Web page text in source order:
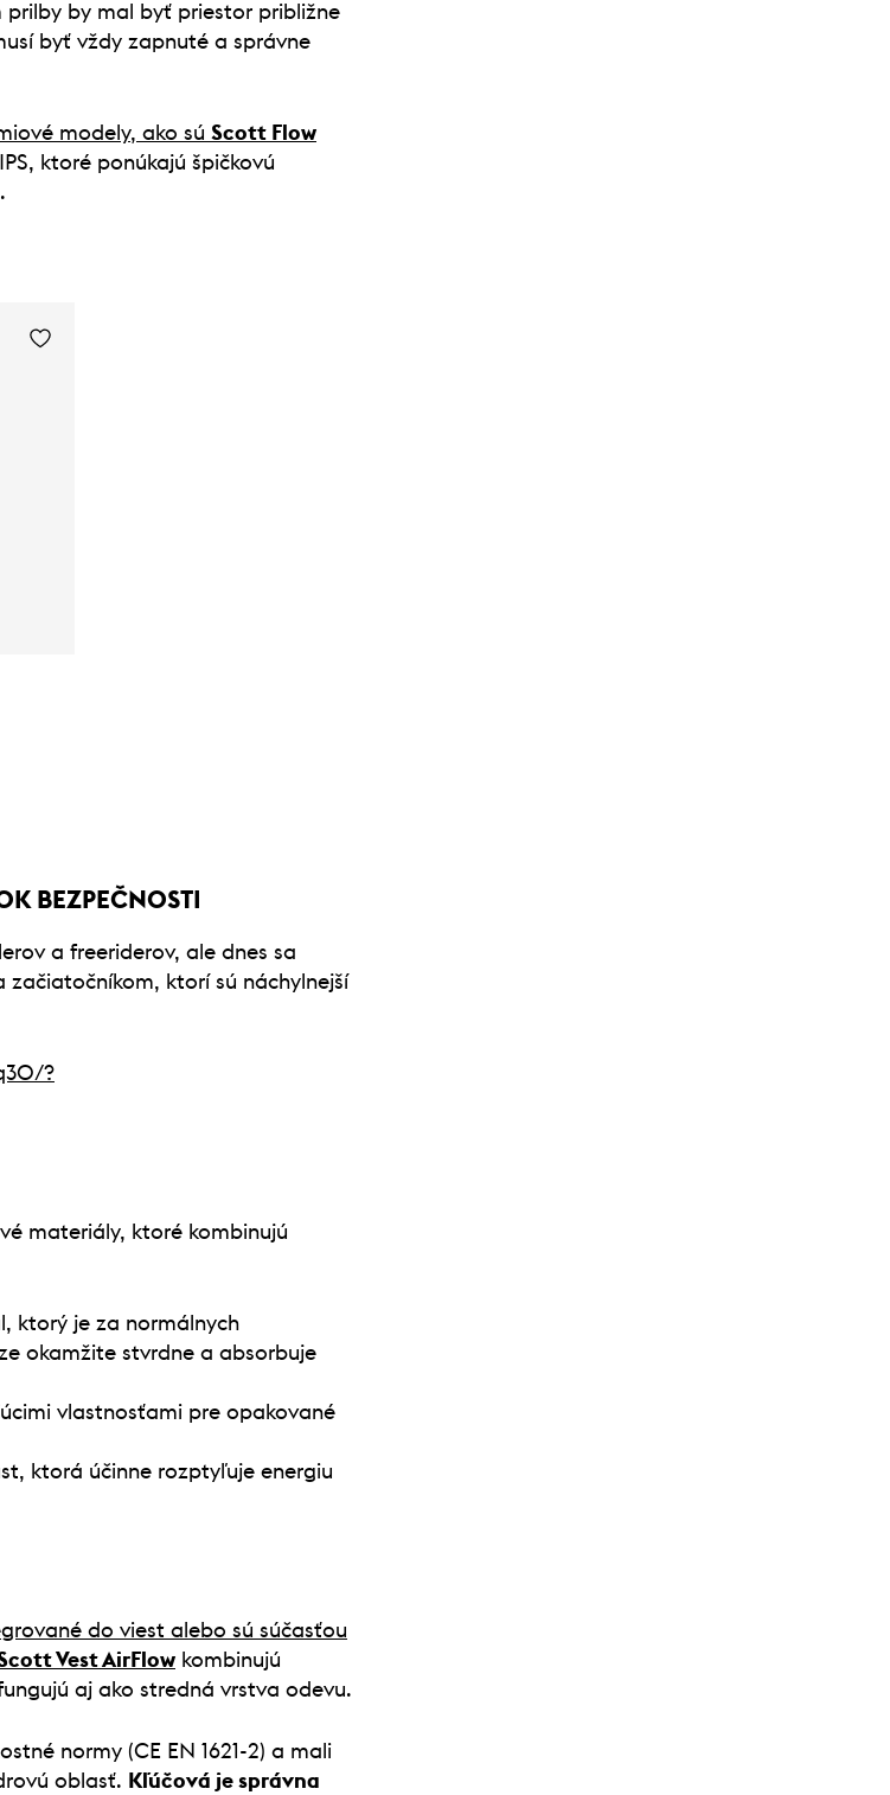
by mal byť priestor približne
byť vždy zapnuté a správne
modely, ako sú Scott Flow
ktoré ponúkajú špičkovú
BEZPEČNOSTI
a freeriderov, ale dnes sa
ktorí sú náchylnejší
?
materiály, ktoré kombinujú
ktorý je za normálnych
okamžite stvrdne a absorbuje
vlastnosťami pre opakované
ktorá účinne rozptyľuje energiu
do viest alebo sú súčasťou
Vest AirFlow kombinujú
aj ako stredná vrstva odevu.
normy (CE EN 1621-2) a mali
oblasť. Kľúčová je správna